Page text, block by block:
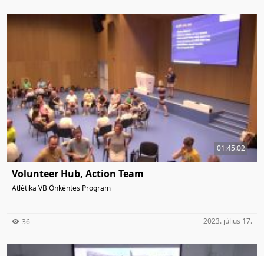
01:45:02
Volunteer Hub, Action Team
Atlétika VB Önkéntes Program
36 2023. július 17.